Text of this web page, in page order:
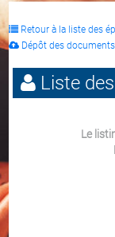
Retour à la liste des
Dépôt des documents
Liste
Le